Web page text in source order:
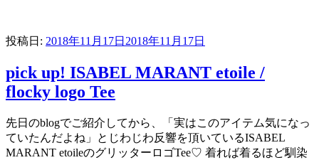
投稿日: 2018年11月17日 2018年11月17日
pick up! ISABEL MARANT etoile /
flocky logo Tee
先日のblogでご紹介してから、「実はこのアイテム気になっ
ていたんだよね」とじわじわ反響を頂いているISABEL
MARANT etoileのグリッターロゴTee♡ 着れば着るほど馴染